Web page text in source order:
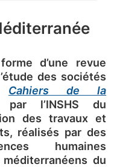
d’une revue
des sociétés
Cahiers de la
l’INSHS du
des travaux et
réalisés par des
humaines
du